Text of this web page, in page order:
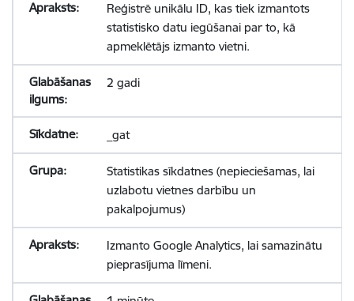
Reģistrē unikālu ID, kas tiek izmantots
statistisko datu iegūšanai par to, kā
apmeklētājs izmanto vietni.
2 gadi
_gat
Statistikas sīkdatnes (nepieciešamas, lai
uzlabotu vietnes darbību un
pakalpojumus)
Izmanto Google Analytics, lai samazinātu
pieprasījuma līmeni.